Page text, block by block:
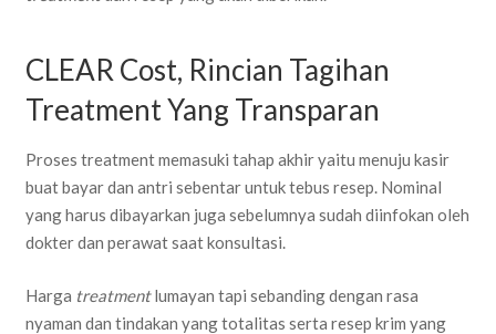
CLEAR Cost, Rincian Tagihan
Treatment Yang Transparan
Proses treatment memasuki tahap akhir yaitu menuju kasir
buat bayar dan antri sebentar untuk tebus resep. Nominal
yang harus dibayarkan juga sebelumnya sudah diinfokan oleh
dokter dan perawat saat konsultasi.
Harga treatmentlumayan tapi sebanding dengan rasa
nyaman dan tindakan yang totalitas serta resep krim yang